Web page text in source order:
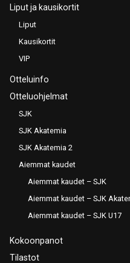
Liput ja kausikortit
Liput
Kausikortit
VIP
Otteluinfo
Otteluohjelmat
SJK
SJK Akatemia
SJK Akatemia 2
Aiemmat kaudet
Aiemmat kaudet – SJK
Aiemmat kaudet – SJK
Aiemmat kaudet – SJK U17
Kokoonpanot
Tilastot